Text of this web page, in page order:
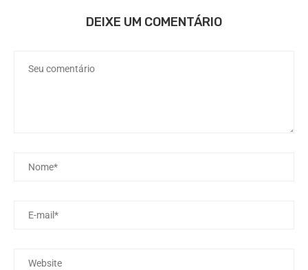
DEIXE UM COMENTÁRIO